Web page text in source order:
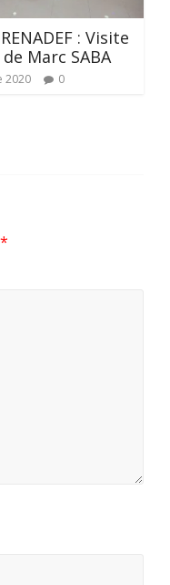
: Visite
Marc SABA
2020 0
*